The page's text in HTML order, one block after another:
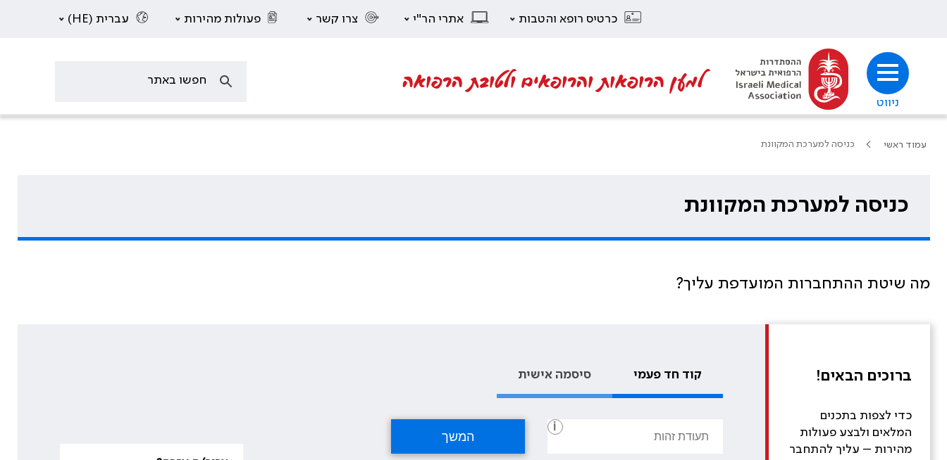
כרטיס רופא והטבות אתרי הר"י צרו קשר פעולות מהירות עברית (HE)
ניווט
למען הרופאות והרופאים ולטובת הרפואה
עמוד ראשי כניסה למערכת המקוונת
כניסה למערכת המקוונת
מה שיטת ההתחברות המועדפת עליך?
ברוכים הבאים!
כדי לצפות בתכנים
המלאים ולבצע פעולות
מהירות – עליך להתחבר
קוד חד פעמי סיסמה אישית
i